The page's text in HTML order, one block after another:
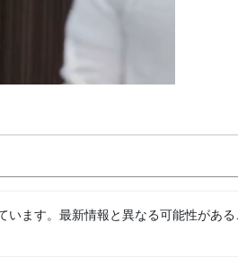
ます。最新情報と異なる可能性があ